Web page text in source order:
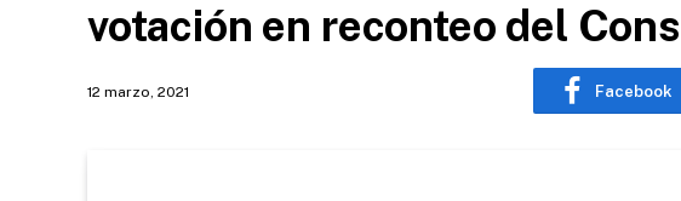
votación en reconteo del
12 marzo, 2021 Facebook